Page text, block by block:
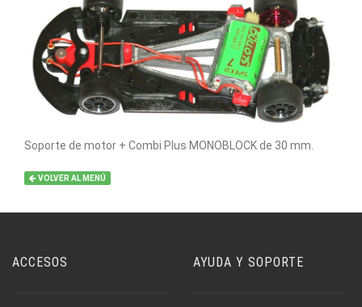
Soporte de motor + Combi Plus MONOBLOCK de 30 mm.
VOLVER AL MENÚ
ACCESOS AYUDA Y SOPORTE